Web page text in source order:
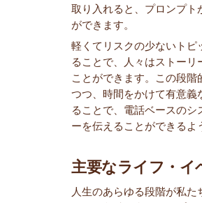
取り入れると、プロンプト
ができます。
軽くてリスクの少ないト
ることで、人々はストーリ
ことができます。この段
つつ、時間をかけて有意
ることで、電話ベースの
ーを伝えることができるよ
主要なライフ・
人生のあらゆる段階が私